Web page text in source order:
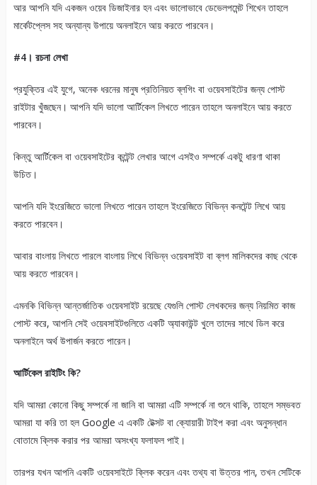
আর আপনি যদি একজন ওয়েব ডিজাইনার হন এবং ভালোভাবে ডেভেলপমেন্ট শিখেন তাহলে
মার্কেটপ্লেস সহ অন্যান্য উপায়ে অনলাইনে আয় করতে পারবেন।
#4। রচনা লেখা
প্রযুক্তির এই যুগে, অনেক ধরনের মানুষ প্রতিনিয়ত ব্লগিং বা ওয়েবসাইটের জন্য পোস্ট
রাইটার খুঁজছেন। আপনি যদি ভালো আর্টিকেল লিখতে পারেন তাহলে অনলাইনে আয় করতে
পারবেন।
কিন্তু আর্টিকেল বা ওয়েবসাইটের কন্টেন্ট লেখার আগে এসইও সম্পর্কে একটু ধারণা থাকা
উচিত।
আপনি যদি ইংরেজিতে ভালো লিখতে পারেন তাহলে ইংরেজিতে বিভিন্ন কনটেন্ট লিখে আয়
করতে পারবেন।
আবার বাংলায় লিখতে পারলে বাংলায় লিখে বিভিন্ন ওয়েবসাইট বা ব্লগ মালিকদের কাছ থেকে
আয় করতে পারবেন।
এমনকি বিভিন্ন আন্তর্জাতিক ওয়েবসাইট রয়েছে যেগুলি পোস্ট লেখকদের জন্য নিয়মিত কাজ
পোস্ট করে, আপনি সেই ওয়েবসাইটগুলিতে একটি অ্যাকাউন্ট খুলে তাদের সাথে ডিল করে
অনলাইনে অর্থ উপার্জন করতে পারেন।
আর্টিকেল রাইটিং কি?
যদি আমরা কোনো কিছু সম্পর্কে না জানি বা আমরা এটি সম্পর্কে না শুনে থাকি, তাহলে সম্ভবত
আমরা যা করি তা হল Google এ একটি টেক্সট বা ক্যোয়ারী টাইপ করা এবং অনুসন্ধান
বোতামে ক্লিক করার পর আমরা অসংখ্য ফলাফল পাই।
তারপর যখন আপনি একটি ওয়েবসাইটে ক্লিক করেন এবং তথ্য বা উত্তর পান, তখন সেটিকে